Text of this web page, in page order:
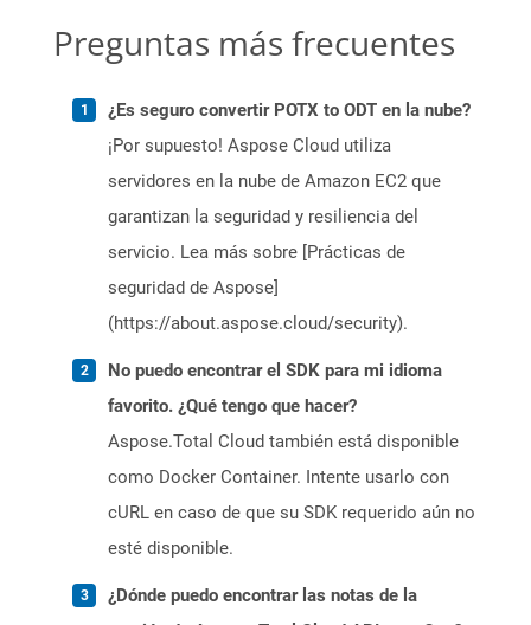
Preguntas más frecuentes
¿Es seguro convertir POTX to ODT en la nube?
¡Por supuesto! Aspose Cloud utiliza
servidores en la nube de Amazon EC2 que
garantizan la seguridad y resiliencia del
servicio. Lea más sobre [Prácticas de
seguridad de Aspose]
(https://about.aspose.cloud/security).
No puedo encontrar el SDK para mi idioma
favorito. ¿Qué tengo que hacer?
Aspose.Total Cloud también está disponible
como Docker Container. Intente usarlo con
cURL en caso de que su SDK requerido aún no
esté disponible.
¿Dónde puedo encontrar las notas de la